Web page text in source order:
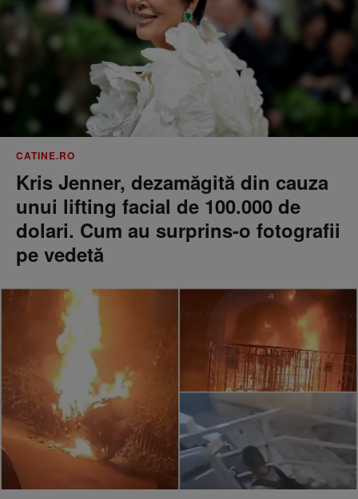
CATINE.RO
Kris Jenner, dezamăgită din cauza
unui lifting facial de 100.000 de
dolari. Cum au surprins-o fotografii
pe vedetă